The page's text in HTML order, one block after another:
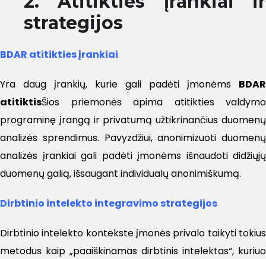
strategijos
BDAR atitikties įrankiai
Yra daug įrankių, kurie gali padėti įmonėms BDAR
atitiktisŠios priemonės apima atitikties valdymo
programinę įrangą ir privatumą užtikrinančius duomenų
analizės sprendimus. Pavyzdžiui, anonimizuoti duomenų
analizės įrankiai gali padėti įmonėms išnaudoti didžiųjų
duomenų galią, išsaugant individualų anonimiškumą.
Dirbtinio intelekto integravimo strategijos
Dirbtinio intelekto kontekste įmonės privalo taikyti tokius
metodus kaip „paaiškinamas dirbtinis intelektas“, kuriuo